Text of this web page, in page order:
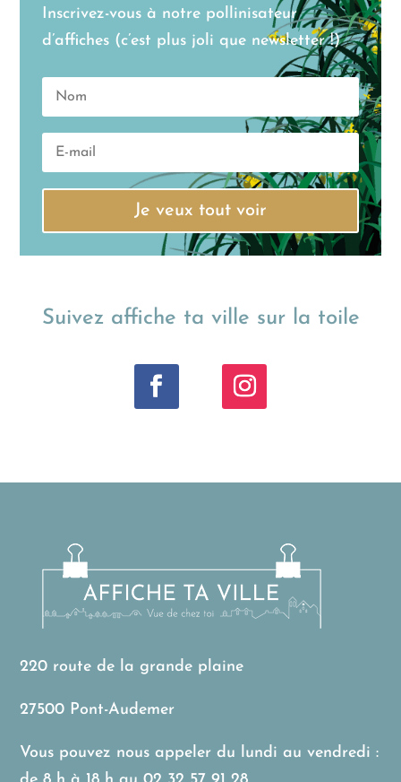
Inscrivez-vous à notre pollinisateur
d’affiches (c’est plus joli que newsletter !)
Je veux tout voir
Suivez affiche ta ville sur la toile
220 route de la grande plaine
27500 Pont-Audemer
Vous pouvez nous appeler du lundi au vendredi :